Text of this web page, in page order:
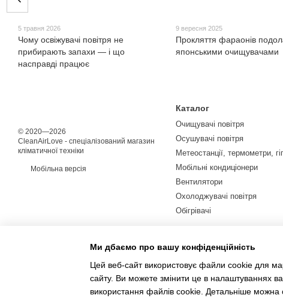
5 травня 2026
Чому освіжувачі повітря не
прибирають запахи — і що
насправді працює
9 вересня 2025
Прокляття фараонів
японськими очищувачами
© 2020—2026
CleanAirLove - спеціалізований магазин
кліматичної техніки
Мобільна версія
Каталог
Очищувачі повітря
Осушувачі повітря
Метеостанції, термометри,
Мобільні кондиціонери
Вентилятори
Охолоджувачі повітря
Обігрівачі
Ми дбаємо про вашу конфіденційність
Цей веб-сайт використовує файли cookie для
сайту. Ви можете змінити це в налаштуваннях
використання файлів cookie. Детальніше можна